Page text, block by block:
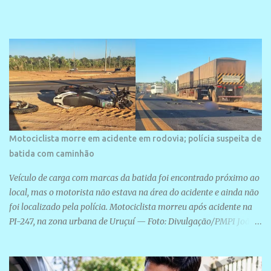
Motociclista morre em acidente em rodovia; polícia suspeita de
batida com caminhão
Veículo de carga com marcas da batida foi encontrado próximo ao
local, mas o motorista não estava na área do acidente e ainda não
foi localizado pela polícia. Motociclista morreu após acidente na
PI-247, na zona urbana de Uruçuí — Foto: Divulgação/PMPI João
A Polícia Militar informou que um caminhão com marcas de